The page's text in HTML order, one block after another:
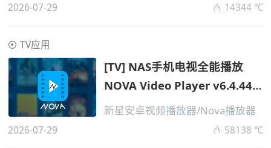
2026-07-29 14344 ℃
TV应用
[TV] NAS手机电视全能播放
NOVA Video Player v6.4.44
免费版
新星安卓视频播放器/Nova播放器
2026-07-29 58138 ℃